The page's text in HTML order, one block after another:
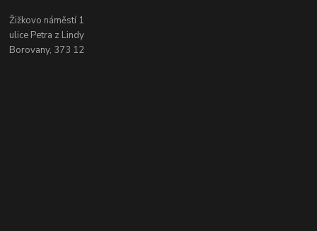
Žižkovo náměstí 1
ulice Petra z Lindy
Borovany, 373 12